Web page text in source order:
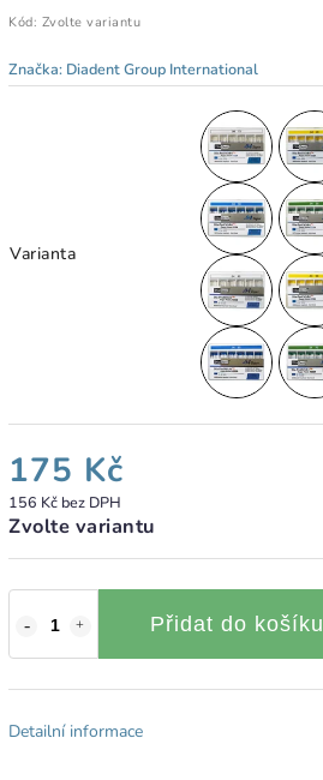
Kód: Zvolte variantu
Značka: Diadent Group International
Varianta
175 Kč
156 Kč bez DPH
Zvolte variantu
Přidat do košíku
Detailní informace